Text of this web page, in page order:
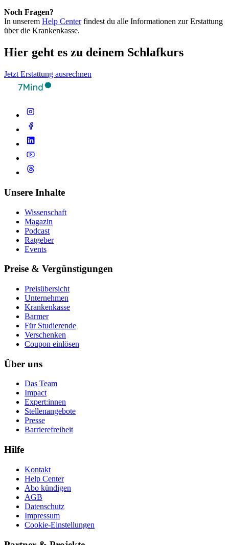
Noch Fragen?
In unserem Help Centerfindest du alle Informationen zur Erstattung
über die Krankenkasse.
Hier geht es zu deinem Schlafkurs
Jetzt Erstattung ausrechnen
Unsere Inhalte
Wissenschaft
Magazin
Podcast
Ratgeber
Events
Preise & Vergünstigungen
Preisübersicht
Unternehmen
Krankenkasse
Barmer
Für Studierende
Ver­schen­ken
Coupon einlösen
Über uns
Das Team
Impact
Expert:innen
Stellenangebote
Presse
Barrierefreiheit
Hilfe
Kontakt
Help Center
Abo kündigen
AGB
Datenschutz
Impressum
Cookie-Einstellungen